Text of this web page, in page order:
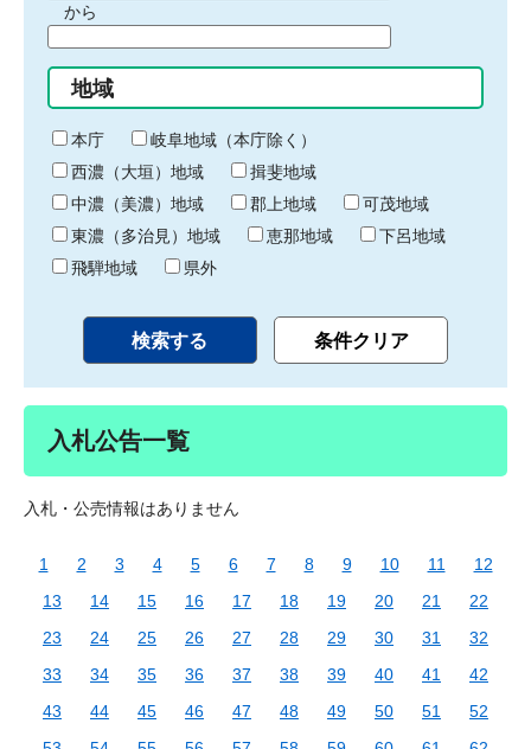
間
始
り
から
間
終
わ
り
地域
本庁
岐阜地域（本庁除く）
西濃（大垣）地域
揖斐地域
中濃（美濃）地域
郡上地域
可茂地域
東濃（多治見）地域
恵那地域
下呂地域
飛騨地域
県外
入札公告一覧
入札・公売情報はありません
1 2 3 4 5 6 7 8 9 10 11
12
13
14 15 16 17 18 19 20 21
22
23
24 25 26 27 28 29 30 31
32
33
34 35 36 37 38 39 40 41
42
43
44 45 46 47 48 49 50 51
52